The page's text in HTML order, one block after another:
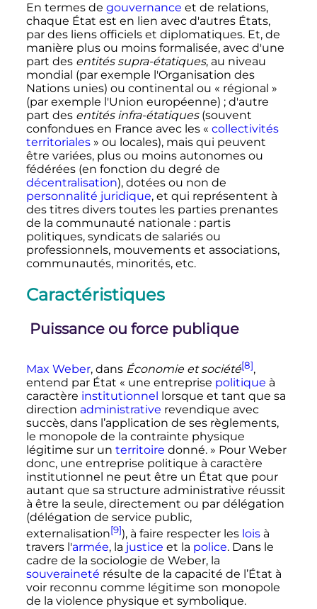
En termes de gouvernance et de relations,
chaque État est en lien avec d'autres États,
par des liens officiels et diplomatiques. Et, de
manière plus ou moins formalisée, avec d'une
part des entités supra-étatiques, au niveau
mondial (par exemple l'Organisation des
Nations unies) ou continental ou « régional »
(par exemple l'Union européenne) ; d'autre
part des entités infra-étatiques(souvent
confondues en France avec les « collectivités
territoriales» ou locales), mais qui peuvent
être variées, plus ou moins autonomes ou
fédérées (en fonction du degré de
décentralisation), dotées ou non de
personnalité juridique, et qui représentent à
des titres divers toutes les parties prenantes
de la communauté nationale : partis
politiques, syndicats de salariés ou
professionnels, mouvements et associations,
communautés, minorités, etc.
Caractéristiques
Puissance ou force publique
Max Weber, dans Économie et société[8],
entend par État « une entreprise politique à
caractère institutionnel lorsque et tant que sa
direction administrative revendique avec
succès, dans l’application de ses règlements,
le monopole de la contrainte physique
légitime sur un territoire donné. » Pour Weber
donc, une entreprise politique à caractère
institutionnel ne peut être un État que pour
autant que sa structure administrative réussit
à être la seule, directement ou par délégation
(délégation de service public,
externalisation[9]), à faire respecter les loisà
travers l'armée, la justice et la police. Dans le
cadre de la sociologie de Weber, la
souveraineté résulte de la capacité de l’État à
voir reconnu comme légitime son monopole
de la violence physique et symbolique.